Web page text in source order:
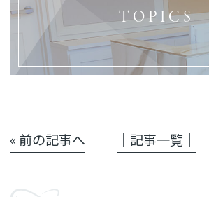
TOPICS
« 前の記事へ │記事一覧│